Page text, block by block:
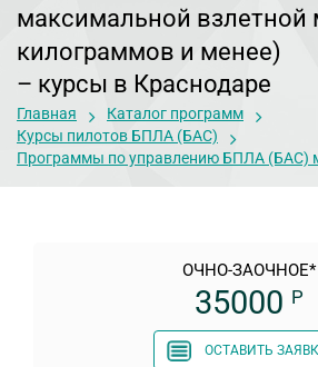
максимальной взлетной
килограммов и менее)
– курсы в Краснодаре
Главная
Каталог программ
Курсы пилотов БПЛА (БАС)
Программы по управлению БПЛА (БАС)
ОЧНО-ЗАОЧНОЕ*
35000 Р
ОСТАВИТЬ